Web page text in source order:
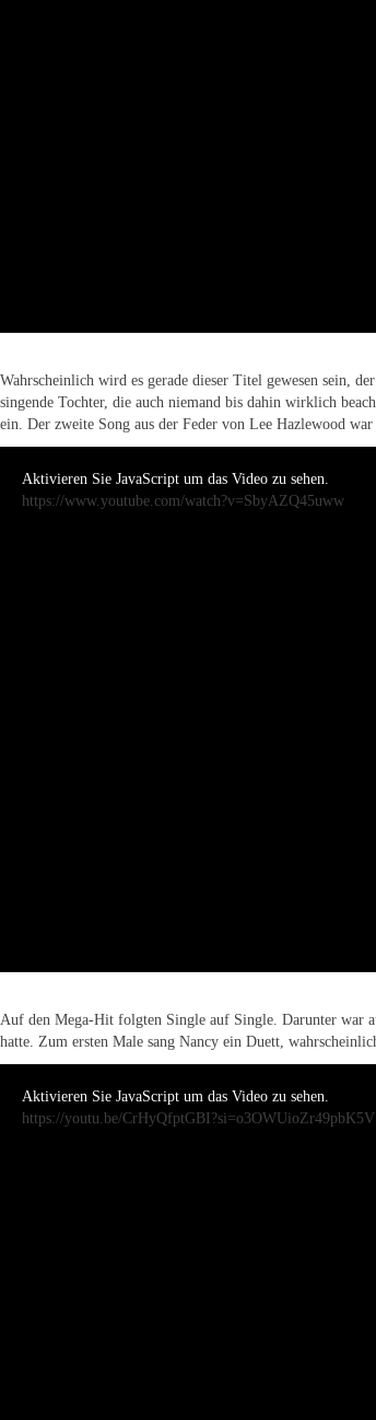
Wahrscheinlich wird es gerade dieser Titel gewesen sein,
singende Tochter, die auch niemand bis dahin wirklich
ein. Der zweite Song aus der Feder von Lee Hazlewood
Aktivieren Sie JavaScript um das Video zu sehen.
https://www.youtube.com/watch?v=SbyAZQ45uww
Auf den Mega-Hit folgten Single auf Single. Darunter war
hatte. Zum ersten Male sang Nancy ein Duett,
Aktivieren Sie JavaScript um das Video zu sehen.
https://youtu.be/CrHyQfptGBI?si=o3OWUioZr49pbK5V